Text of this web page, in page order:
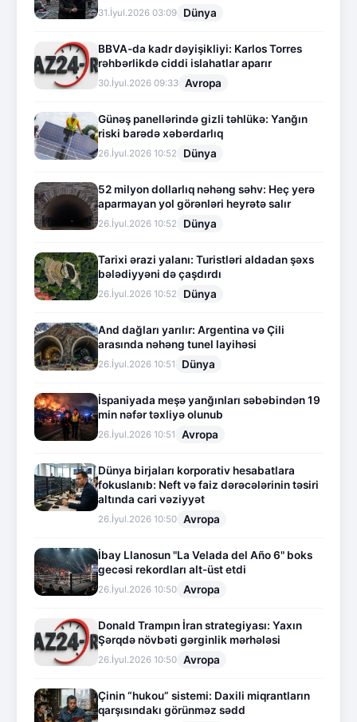
31.İyul.2026 03:09 Dünya
BBVA-da kadr dəyişikliyi: Karlos Torres
rəhbərlikdə ciddi islahatlar aparır
30.İyul.2026 09:33 Avropa
Günəş panellərində gizli təhlükə: Yanğın
riski barədə xəbərdarlıq
26.İyul.2026 10:52 Dünya
52 milyon dollarlıq nəhəng səhv: Heç yerə
aparmayan yol görənləri heyrətə salır
26.İyul.2026 10:52 Dünya
Tarixi ərazi yalanı: Turistləri aldadan şəxs
bələdiyyəni də çaşdırdı
26.İyul.2026 10:52 Dünya
And dağları yarılır: Argentina və Çili
arasında nəhəng tunel layihəsi
26.İyul.2026 10:51 Dünya
İspaniyada meşə yanğınları səbəbindən 19
min nəfər təxliyə olunub
26.İyul.2026 10:51 Avropa
Dünya birjaları korporativ hesabatlara
fokuslanıb: Neft və faiz dərəcələrinin təsiri
altında cari vəziyyət
26.İyul.2026 10:50 Avropa
İbay Llanosun "La Velada del Año 6" boks
gecəsi rekordları alt-üst etdi
26.İyul.2026 10:50 Avropa
Donald Trampın İran strategiyası: Yaxın
Şərqdə növbəti gərginlik mərhələsi
26.İyul.2026 10:50 Avropa
Çinin “hukou” sistemi: Daxili miqrantların
qarşısındakı görünməz sədd